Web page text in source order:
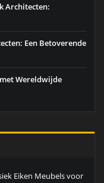
Architecten:
Een Betoverende
Wereldwijde
Eiken Meubels voor